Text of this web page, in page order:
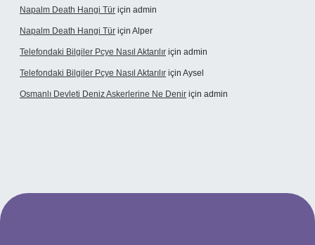
Napalm Death Hangi Tür için admin
Napalm Death Hangi Tür için Alper
Telefondaki Bilgiler Pcye Nasıl Aktarılır için admin
Telefondaki Bilgiler Pcye Nasıl Aktarılır için Aysel
Osmanlı Devleti Deniz Askerlerine Ne Denir için admin
giriş